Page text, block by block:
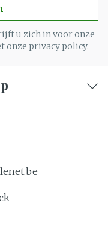
u zich in voor onze
onze privacy policy.